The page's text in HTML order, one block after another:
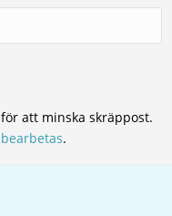
att minska skräppost.
.